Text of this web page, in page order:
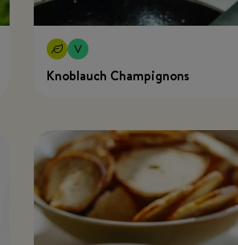
Knoblauch Champignons